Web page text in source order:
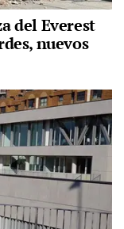
del Everest
nuevos